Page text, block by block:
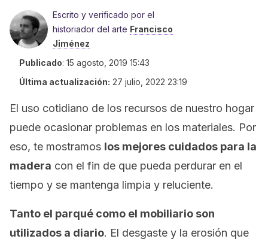
Escrito y verificado por el
historiador del arte Francisco
Jiménez
Publicado: 15 agosto, 2019 15:43
Última actualización: 27 julio, 2022 23:19
El uso cotidiano de los recursos de nuestro hogar
puede ocasionar problemas en los materiales. Por
eso, te mostramos los mejores cuidados para la
madera con el fin de que pueda perdurar en el
tiempo y se mantenga limpia y reluciente.
Tanto el parqué como el mobiliario son
utilizados a diario. El desgaste y la erosión que